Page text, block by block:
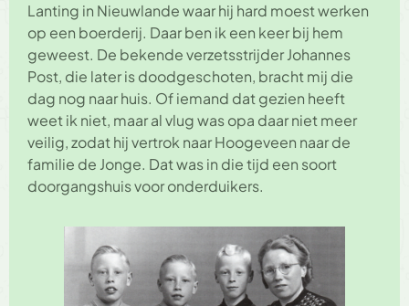
Lanting in Nieuwlande waar hij hard moest werken
op een boerderij. Daar ben ik een keer bij hem
geweest. De bekende verzetsstrijder Johannes
Post, die later is doodgeschoten, bracht mij die
dag nog naar huis. Of iemand dat gezien heeft
weet ik niet, maar al vlug was opa daar niet meer
veilig, zodat hij vertrok naar Hoogeveen naar de
familie de Jonge. Dat was in die tijd een soort
doorgangshuis voor onderduikers.